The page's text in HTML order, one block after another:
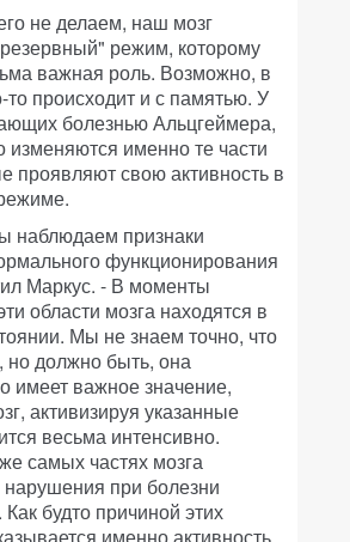
не делаем, наш мозг
режим, которому
важная роль. Возможно, в
то происходит и с памятью. У
болезнью Альцгеймера,
изменяются именно те части
проявляют свою активность в
наблюдаем признаки
функционирования
Маркус. - В моменты
области мозга находятся в
Мы не знаем точно, что
но должно быть, она
имеет важное значение,
активизируя указанные
весьма интенсивно.
самых частях мозга
при болезни
будто причиной этих